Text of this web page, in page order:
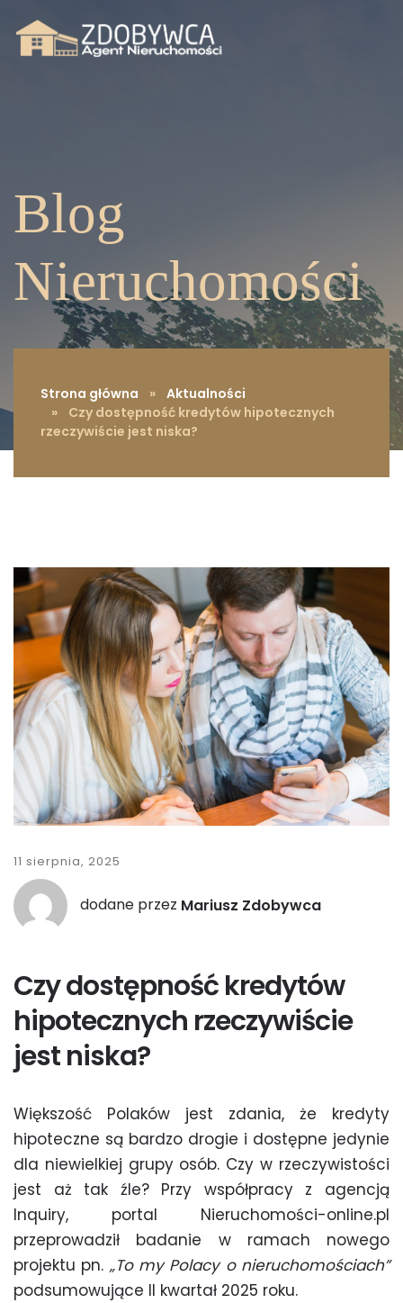
Blog
Nieruchomości
Strona główna » Aktualności
» Czy dostępność kredytów hipotecznych
rzeczywiście jest niska?
11 sierpnia, 2025
dodane przez Mariusz Zdobywca
Czy dostępność kredytów
hipotecznych rzeczywiście
jest niska?
Większość Polaków jest zdania, że kredyty
hipoteczne są bardzo drogie i dostępne jedynie
dla niewielkiej grupy osób. Czy w rzeczywistości
jest aż tak źle? Przy współpracy z agencją
Inquiry, portal Nieruchomości-online.pl
przeprowadził badanie w ramach nowego
projektu pn. „To my Polacy o nieruchomościach”
podsumowujące II kwartał 2025 roku.